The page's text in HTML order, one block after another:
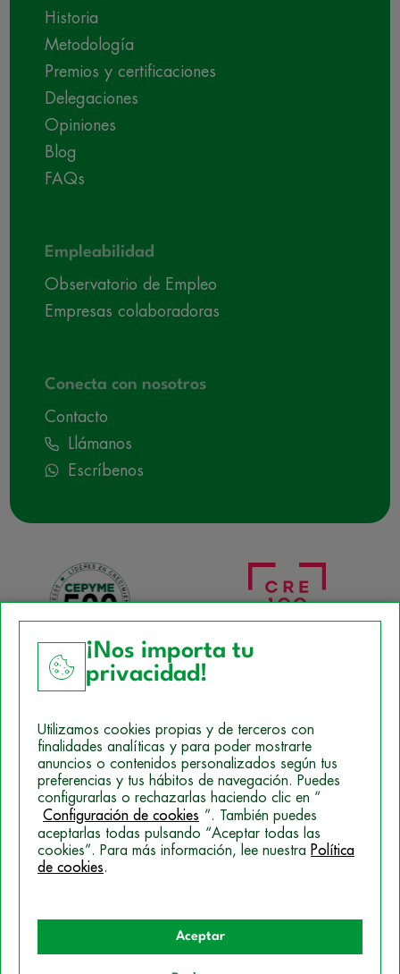
Historia
Metodología
Premios y certificaciones
Delegaciones
Opiniones
Blog
FAQs
Empleabilidad
Observatorio de Empleo
Empresas colaboradoras
Conecta con nosotros
Contacto
Llámanos
Escríbenos
Política de Cookies
Mapa del sitio
Politica de Privacidad
© 2026 Campus Training
¡Nos importa tu
privacidad!
Utilizamos cookies propias y de terceros con
finalidades analíticas y para poder mostrarte
anuncios o contenidos personalizados según tus
preferencias y tus hábitos de navegación. Puedes
configurarlas o rechazarlas haciendo clic en “
Configuración de cookies ”. También puedes
aceptarlas todas pulsando “Aceptar todas las
cookies”. Para más información, lee nuestra Política
de cookies.
Aceptar